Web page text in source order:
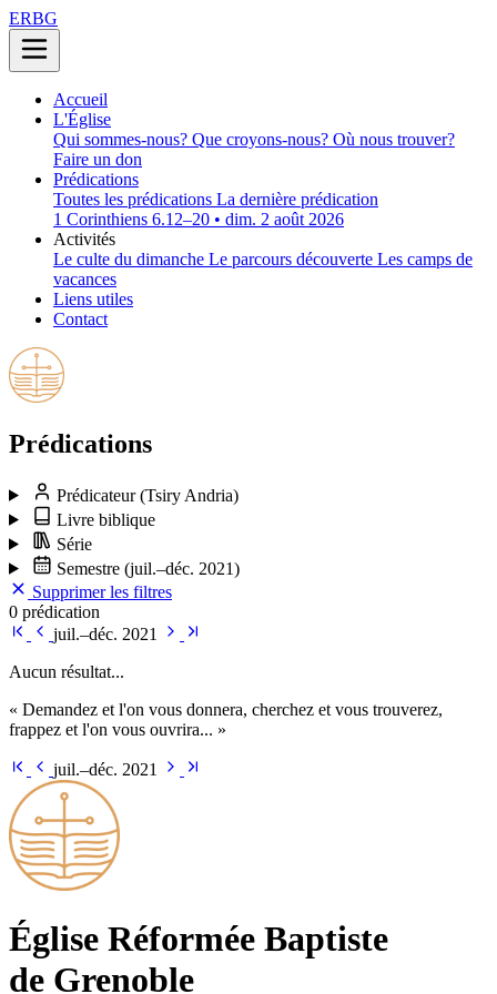
ERBG
Accueil
L'Église
Qui sommes-nous? Que croyons-nous? Où nous trouver?
Faire un don
Prédications
Toutes les prédications La dernière prédication
1 Corinthiens 6.12–20 • dim. 2 août 2026
Activités
Le culte du dimanche Le parcours découverte Les camps de
vacances
Liens utiles
Contact
Prédications
Prédicateur(Tsiry Andria)
Livre biblique
Série
Semestre (juil.–déc. 2021)
Supprimer les filtres
0 prédication
juil.–déc. 2021
Aucun résultat...
« Demandez et l'on vous donnera, cherchez et vous trouverez,
frappez et l'on vous ouvrira... »
juil.–déc. 2021
Église Ré­for­mée Bap­tiste
de Grenoble